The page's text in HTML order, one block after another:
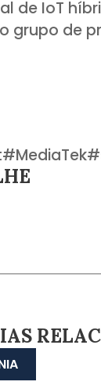
de IoT
grupo de
#MediaTek#